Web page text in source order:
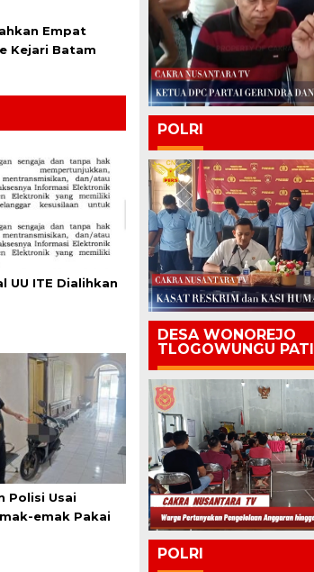
Empat
Kejari Batam
UU ITE Dialihkan
Polisi Usai
emak Pakai
POLRI
DESA WONOREJO
TLOGOWUNGU PATI
POLRI